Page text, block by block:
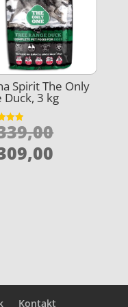
Spirit The Only
Duck, 3 kg
Den
Kontakt